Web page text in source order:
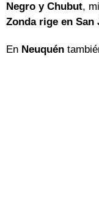
Negro y Chubut,
Zonda rige en San
En Neuquén